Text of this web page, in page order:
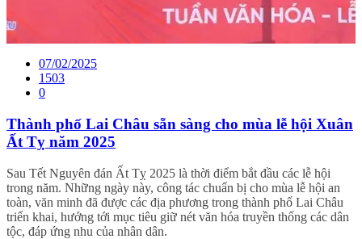
07/02/2025
1503
0
Thành phố Lai Châu sẵn sàng cho mùa lễ hội Xuân
Ất Tỵ năm 2025
Sau Tết Nguyên đán Ất Tỵ 2025 là thời điểm bắt đầu các lễ hội
trong năm. Những ngày này, công tác chuẩn bị cho mùa lễ hội an
toàn, văn minh đã được các địa phương trong thành phố Lai Châu
triển khai, hướng tới mục tiêu giữ nét văn hóa truyền thống các dân
tộc, đáp ứng nhu của nhân dân.